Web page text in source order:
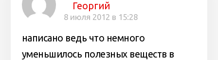
Георгий
8 июля 2012 в 15:28
написано ведь что немного
уменьшилось полезных веществ в